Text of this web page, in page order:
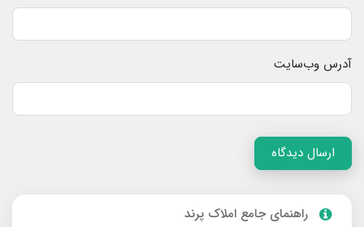
آدرس وب‌سایت
ارسال دیدگاه
راهنمای جامع املاک پرند